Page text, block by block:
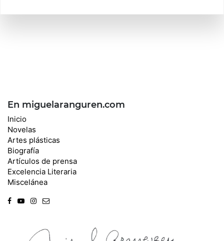
En miguelaranguren.com
Inicio
Novelas
Artes plásticas
Biografía
Artículos de prensa
Excelencia Literaria
Miscelánea